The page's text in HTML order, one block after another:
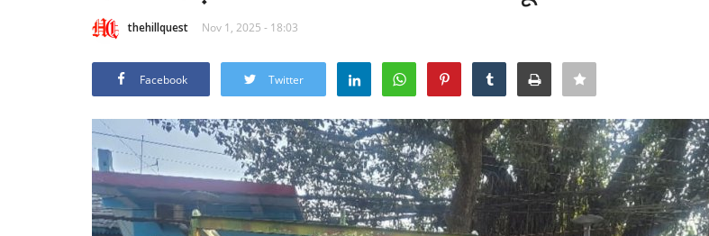
thehillquest Nov 1, 2025 - 18:03
Facebook Twitter